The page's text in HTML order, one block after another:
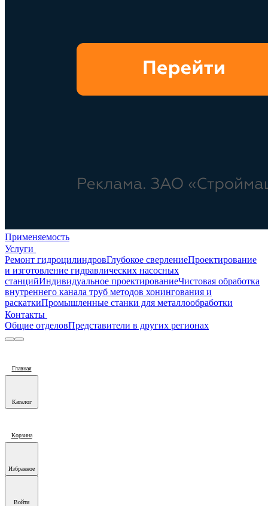
Применяемость
Услуги
Ремонт гидроцилиндровГлубокое сверлениеПроектирование
и изготовление гидравлических насосных
станцийИндивидуальное проектированиеЧистовая обработка
внутреннего канала труб методов хонингования и
раскаткиПромышленные станки для металлообработки
Контакты
Общие отделовПредставители в других регионах
Главная
Каталог
Корзина
Избранное
Войти